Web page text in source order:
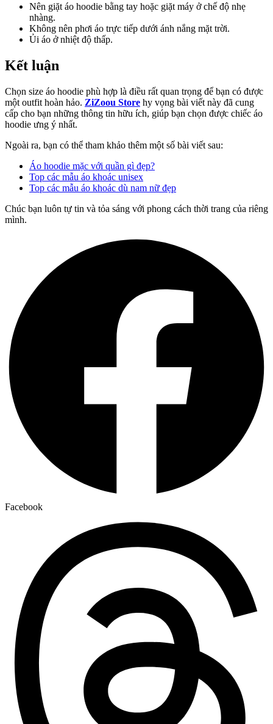
Nên giặt áo hoodie bằng tay hoặc giặt máy ở chế độ nhẹ
nhàng.
Không nên phơi áo trực tiếp dưới ánh nắng mặt trời.
Ủi áo ở nhiệt độ thấp.
Kết luận
Chọn size áo hoodie phù hợp là điều rất quan trọng để bạn có được
một outfit hoàn hảo. ZiZoou Store hy vọng bài viết này đã cung
cấp cho bạn những thông tin hữu ích, giúp bạn chọn được chiếc áo
hoodie ưng ý nhất.
Ngoài ra, bạn có thể tham khảo thêm một số bài viết sau:
Áo hoodie mặc với quần gì đẹp?
Top các mẫu áo khoác unisex
Top các mẫu áo khoác dù nam nữ đẹp
Chúc bạn luôn tự tin và tỏa sáng với phong cách thời trang của riêng
mình.
Facebook